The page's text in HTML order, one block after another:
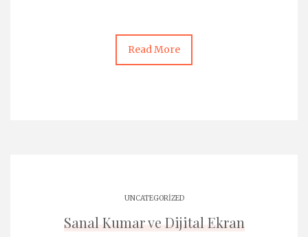
Read More
UNCATEGORIZED
Sanal Kumar ve Dijital Ekran